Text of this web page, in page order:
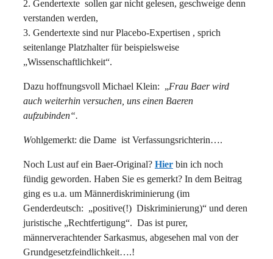
2. Gendertexte sollen gar nicht gelesen, geschweige denn
verstanden werden,
3. Gendertexte sind nur Placebo-Expertisen , sprich
seitenlange Platzhalter für beispielsweise
„Wissenschaftlichkeit“.
Dazu hoffnungsvoll Michael Klein: „Frau Baer wird
auch weiterhin versuchen, uns einen Baeren
aufzubinden“.
Wohlgemerkt: die Dame ist Verfassungsrichterin….
Noch Lust auf ein Baer-Original? Hier bin ich noch
fündig geworden. Haben Sie es gemerkt? In dem Beitrag
ging es u.a. um Männerdiskriminierung (im
Genderdeutsch: „positive(!) Diskriminierung)“ und deren
juristische „Rechtfertigung“. Das ist purer,
männerverachtender Sarkasmus, abgesehen mal von der
Grundgesetzfeindlichkeit….!